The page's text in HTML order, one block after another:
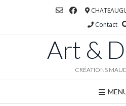
Contact
Art &
CRÉATIONS